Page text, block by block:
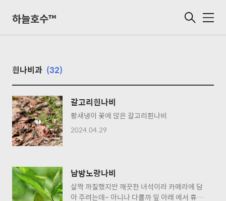
하늘호수™ 메
흰나비과 (32)
갈고리흰나비
황새냉이 꽃에 앉은 갈고리흰나비
2024.04.29
남방노랑나비
살짝 까칠했지만 깨끗한 녀석이라 카메라에 담
아 주려는데~ 아니나 다를까 잎 아래 에서 휴식